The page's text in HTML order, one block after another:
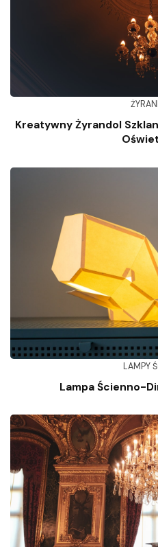
Kreatywny Żyrandol
LAMPY
Lampa Ścienno-